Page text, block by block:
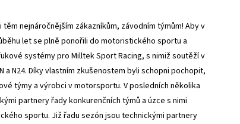
nejnáročnějším zákazníkům, závodním týmům! Aby v
let se plně ponořili do motoristického sportu a
systémy pro Milltek Sport Racing, s nimiž soutěží v
a N24. Díky vlastním zkušenostem byli schopni pochopit,
týmy a výrobci v motorsportu. V posledních několika
partnery řady konkurenčních týmů a úzce s nimi
sportu. Již řadu sezón jsou technickými partnery